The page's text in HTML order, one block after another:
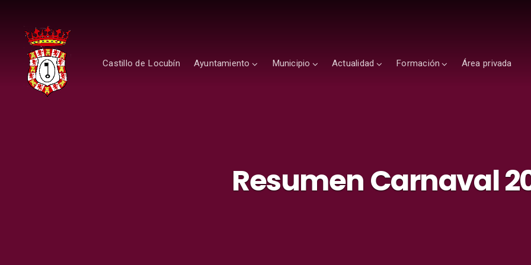
Castillo de Locubín Ayuntamiento Municipio Actualidad Formación Área privada
Resumen Carnaval